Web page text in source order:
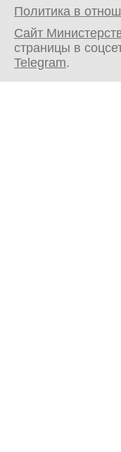
Политика в
Сайт
страницы в
Telegram.